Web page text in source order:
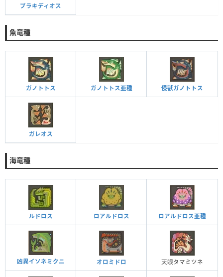
ブラキディオス
魚竜種
ガノトトス ガノトトス亜種 侵獣ガノトトス
ガレオス
海竜種
ルドロス ロアルドロス ロアルドロス亜種
凶異イソネミクニ オロミドロ 天眼タマミツネ